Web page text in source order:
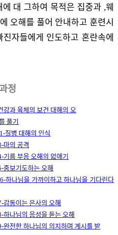
대 그하여 목적은 집중과 ,웨
오해를 풀어 안내하고 훈련시
자들에게 인도하고 혼란속에
정
강과 육체의 보건 대해의 오
풀기
질병 대해의 인식
마의 공격
기름 부음 오해의 없애기
중보기도하는 오해
하나님을 가까이하고 하나님을 기다린다
감동이는 은사의 오해
하나님의 음성을 듣는 오해
완전한 하나님의 의지하며 계시를 받